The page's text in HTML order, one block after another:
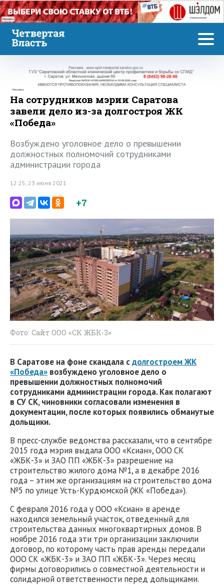
Реклама
Реклама
На сотрудников мэрии Саратова
завели дело из-за долгостроя ЖК
«Победа»
Возбуждено уголовное дело о превышении
должностных полномочий сотрудниками
администрации города
12:25, 23 июня 2021
+7
Фото: Сайт ООО «СК ЖБК-3»
В Саратове на фоне скандала сдолгостроем ЖК
«Победа» возбуждено уголовное дело о
превышении должностных полномочий
сотрудниками администрации города. Как полагают
в СУ СК, чиновники согласовали изменения в
документации, после которых появились обманутые
дольщики.
В пресс-службе ведомства рассказали, что в сентябре
2015 года мэрия выдала ООО «Ксиан», ООО СК
«ЖБК-3» и ЗАО ПП «ЖБК-3» разрешение на
строительство жилого дома №1, а в декабре 2016
года – этим же организациям на строительство дома
№5 по улице Усть-Курдюмской (ЖК «Победа»).
С февраля 2016 года у ООО «Ксиан» в аренде
находился земельный участок, отведенный для
строительства данных многоквартирных домов. В
ноябре 2016 года эти три организации заключили
договор, по которому часть прав аренды передали
ООО СК «ЖБК-3» и ЗАО ПП «ЖБК-3». Через месяц
фирмы договорились о совместной деятельности и
солидарной ответственности перед дольщиками.